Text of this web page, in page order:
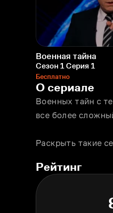
Военная тайна
Сезон 1 Серия 1
Бесплатно
О сериале
Военных тайн с
все более
Раскрыть такие
Рейтинг